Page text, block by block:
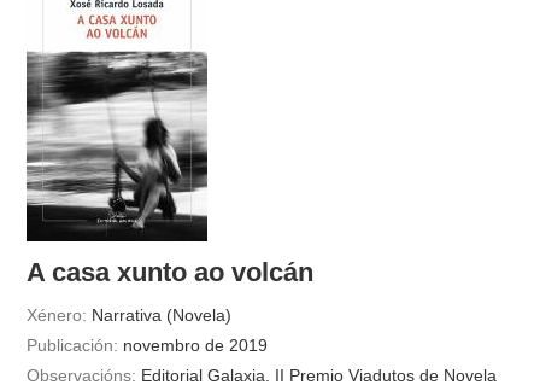
videoteca
outros docs
A casa xunto ao volcán
Xénero: Narrativa (Novela)
Publicación: novembro de 2019
Observacións: Editorial Galaxia. II Premio Viadutos de Novela